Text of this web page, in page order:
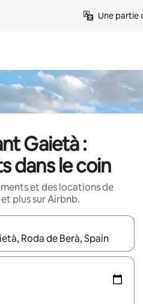
Une partie
Gaietà :
dans le coin
et des locations de
plus sur Airbnb.
sont affichés, parcourez-les en